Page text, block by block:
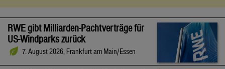
RWE gibt Milliarden-Pachtverträge für
US-Windparks zurück
7. August 2026, Frankfurt am Main/Essen